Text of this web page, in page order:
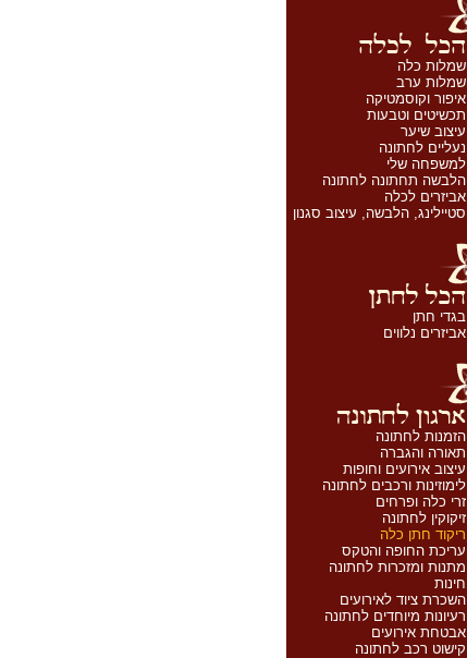
שמלות כלה
שמלות ערב
איפור וקוסמטיקה
תכשיטים וטבעות
עיצוב שיער
נעליים לחתונה
למשפחה שלי
הלבשה תחתונה לחתונה
אביזרים לכלה
סטיילינג, הלבשה, עיצוב סגנון
בגדי חתן
אביזרים נלווים
הזמנות לחתונה
תאורה והגברה
עיצוב אירועים וחופות
לימוזינות ורכבים לחתונה
זרי כלה ופרחים
זיקוקין לחתונה
ריקוד חתן כלה
עריכת החופה והטקס
מתנות ומזכרות לחתונה
חינות
השכרת ציוד לאירועים
רעיונות מיוחדים לחתונה
אבטחת אירועים
קישוט רכב לחתונה